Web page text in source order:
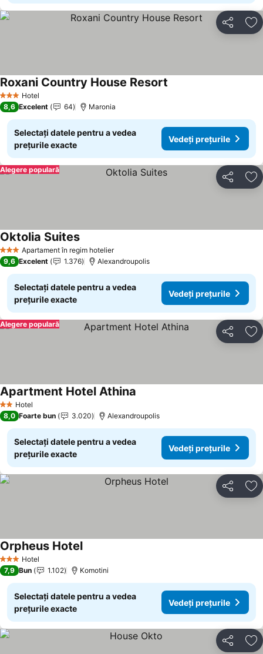
Distribuiți
3 SteleHotel
Roxani Country House Resort
8,6 Excelent 64 Maronia
Selectați datele pentru a vedea
prețurile exacte
Vedeți prețurile
Distribuiți
Alegere populară
3 SteleApartament în regim hotelier
Oktolia Suites
9,6 Excelent 1.376 Alexandroupolis
Selectați datele pentru a vedea
prețurile exacte
Vedeți prețurile
Distribuiți
Alegere populară
2 SteleHotel
Apartment Hotel Athina
8,0 Foarte bun 3.020 Alexandroupolis
Selectați datele pentru a vedea
prețurile exacte
Vedeți prețurile
Distribuiți
3 SteleHotel
Orpheus Hotel
7,9 Bun 1.102 Komotini
Selectați datele pentru a vedea
prețurile exacte
Vedeți prețurile
Distribuiți